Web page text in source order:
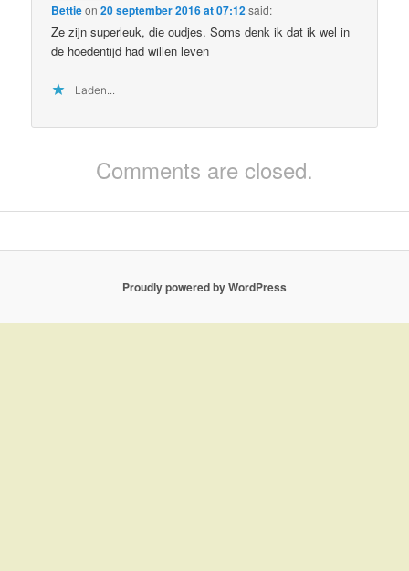
Bettieon20 september 2016 at 07:12said:
Ze zijn superleuk, die oudjes. Soms denk ik dat ik wel in
de hoedentijd had willen leven
Laden...
Comments are closed.
Proudly powered by WordPress